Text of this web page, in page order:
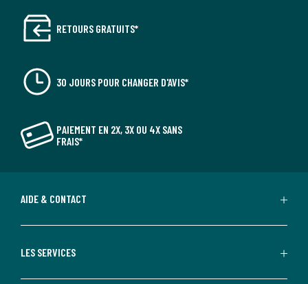
RETOURS GRATUITS*
30 JOURS POUR CHANGER D'AVIS*
PAIEMENT EN 2X, 3X OU 4X SANS
FRAIS*
AIDE & CONTACT
LES SERVICES